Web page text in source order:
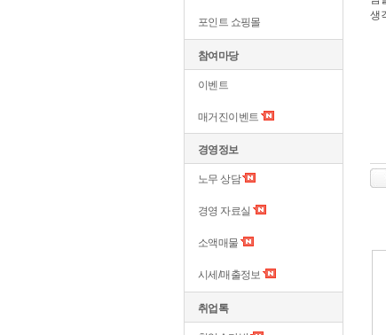
포인트 쇼핑몰
참여마당
이벤트
매거진이벤트
경영정보
노무 상담
경영 자료실
소액매물
시세/매출정보
취업톡
생